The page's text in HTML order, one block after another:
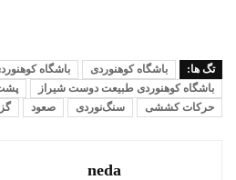
تگ ها: باشگاه کوهنوردی
باشگاه
باشگاه کوهنوردی طبیعت دوست شیراز
حرکات کششی
سنگ‌نوردی صعود
neda